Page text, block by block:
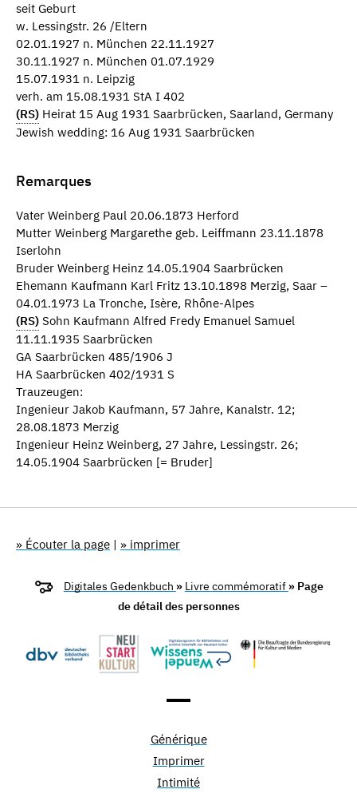
seit Geburt
w. Lessingstr. 26 /Eltern
02.01.1927 n. München 22.11.1927
30.11.1927 n. München 01.07.1929
15.07.1931 n. Leipzig
verh. am 15.08.1931 StA I 402
(RS) Heirat 15 Aug 1931 Saarbrücken, Saarland, Germany
Jewish wedding: 16 Aug 1931 Saarbrücken
Remarques
Vater Weinberg Paul 20.06.1873 Herford
Mutter Weinberg Margarethe geb. Leiffmann 23.11.1878
Iserlohn
Bruder Weinberg Heinz 14.05.1904 Saarbrücken
Ehemann Kaufmann Karl Fritz 13.10.1898 Merzig, Saar –
04.01.1973 La Tronche, Isère, Rhône-Alpes
(RS) Sohn Kaufmann Alfred Fredy Emanuel Samuel
11.11.1935 Saarbrücken
GA Saarbrücken 485/1906 J
HA Saarbrücken 402/1931 S
Trauzeugen:
Ingenieur Jakob Kaufmann, 57 Jahre, Kanalstr. 12;
28.08.1873 Merzig
Ingenieur Heinz Weinberg, 27 Jahre, Lessingstr. 26;
14.05.1904 Saarbrücken [= Bruder]
» Écouter la page | » imprimer
Digitales Gedenkbuch » Livre commémoratif » Page
de détail des personnes
Générique
Imprimer
Intimité